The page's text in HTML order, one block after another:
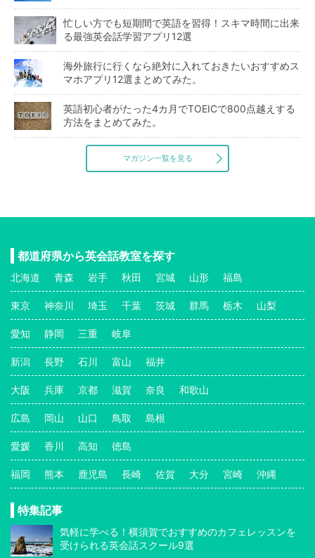
忙しい方でも短期間で英語を習得！スキマ時間に出来
る最強英会話学習アプリ12選
海外旅行に行くなら絶対に入れておきたいおすすめス
マホアプリ12選まとめてみた。
英語初心者がたった4カ月でTOEICで800点越えする
方法をまとめてみた。
マガジン一覧を見る
都道府県から英会話教室を探す
北海道 青森 岩手 秋田 宮城 山形 福島
東京 神奈川 埼玉 千葉 茨城 群馬 栃木 山梨
愛知 静岡 三重 岐阜
新潟 長野 石川 富山 福井
大阪 兵庫 京都 滋賀 奈良 和歌山
広島 岡山 山口 鳥取 島根
愛媛 香川 高知 徳島
福岡 熊本 鹿児島 長崎 佐賀 大分 宮崎 沖縄
特集記事
気軽に学べる！横須賀でおすすめのカフェレッスンを
受けられる英会話スクール9選